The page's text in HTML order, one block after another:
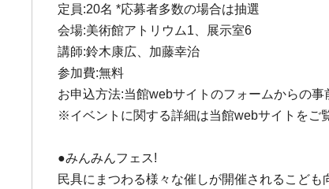
定員:20名 *応募者多数の場合は抽選
会場:美術館アトリウム1、展示室6
講師:鈴木康広、加藤幸治
参加費:無料
お申込方法:当館webサイトのフォームからの事
※イベントに関する詳細は当館webサイトをご
●みんみんフェス!
民具にまつわる様々な催しが開催されるこど